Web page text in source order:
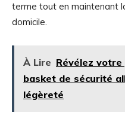
terme tout en maintenant
domicile.
À Lire Révélez
basket de sécurité
légèreté